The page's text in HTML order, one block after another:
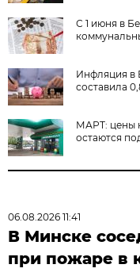
С 1 июня в
Инфляция в
составила
МАРТ: цены
остаются
06.08.2026 11:41
В Минске
при пожаре в